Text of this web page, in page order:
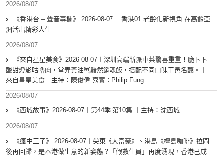
2026/08/07
《香港台 – 聲音專欄》 2026-08-07｜ 香港01 老齡化新視角 在高齡亞
洲活出精彩人生
2026/08/07
《來自星星美食》2026-08-07︱深圳高端新派中菜驚喜重重！脆卜卜
酸甜燈影咕嚕肉，堂弄黃油蟹黯然銷魂飯，搭配不同口味干邑名釀。︱
來自星星美食︱主持：陳俊偉 嘉賓：Philip Fung
2026/08/07
《西城故事》2026-08-07︱第44季 第10集 ︱主持：沈西城
2026/08/07
《瘋中三子》 2026-08-07｜尖東《大富豪》、港島《檀島咖啡》拉閘
後再回歸，是本港做生意的新姿態？「假救生員」再度湧現，香港已成